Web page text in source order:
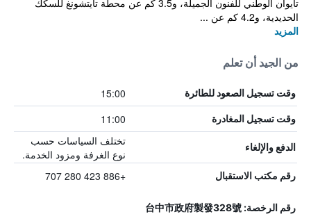
تايوان الوطني للفنون الجميلة، و3.5 كم عن محطة تايتشونغ للسكك
الحديدية، و4.2 كم عن ...
المزيد
من الجيد أن تعلم
وقت تسجيل الصعود للطائرة 15:00
وقت تسجيل المغادرة 11:00
الدفع والإلغاء
تختلف السياسات حسب
نوع الغرفة ومزود الخدمة.
رقم مكتب الاستقبال +886 423 280 707
رقم الرخصة: 台中市政府製發328號